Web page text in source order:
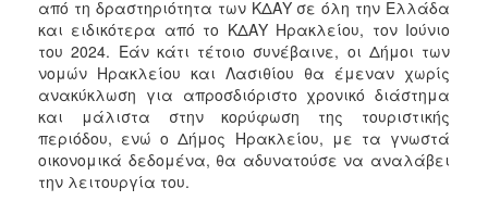
ΗΡΑΚΛΕΙΟ
από τη δραστηριότητα των ΚΔΑΥ σε όλη την Ελλάδα
και ειδικότερα από το ΚΔΑΥ Ηρακλείου, τον Ιούνιο
του 2024. Εάν κάτι τέτοιο συνέβαινε, οι Δήμοι των
νομών Ηρακλείου και Λασιθίου θα έμεναν χωρίς
ανακύκλωση για απροσδιόριστο χρονικό διάστημα
και μάλιστα στην κορύφωση της τουριστικής
περιόδου, ενώ ο Δήμος Ηρακλείου, με τα γνωστά
οικονομικά δεδομένα, θα αδυνατούσε να αναλάβει
την λειτουργία του.